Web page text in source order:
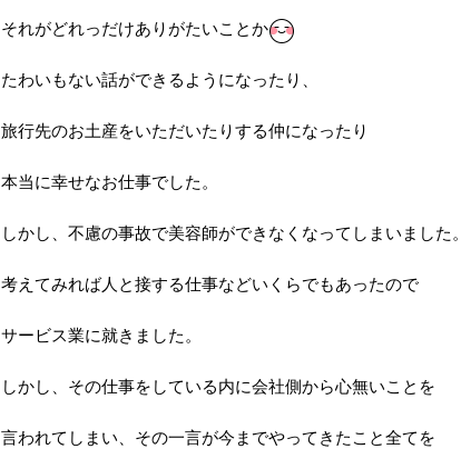
それがどれっだけありがたいことか
たわいもない話ができるようになったり、
旅行先のお土産をいただいたりする仲になったり
本当に幸せなお仕事でした。
しかし、不慮の事故で美容師ができなくなってしまいました。
考えてみれば人と接する仕事などいくらでもあったので
サービス業に就きました。
しかし、その仕事をしている内に会社側から心無いことを
言われてしまい、その一言が今までやってきたこと全てを